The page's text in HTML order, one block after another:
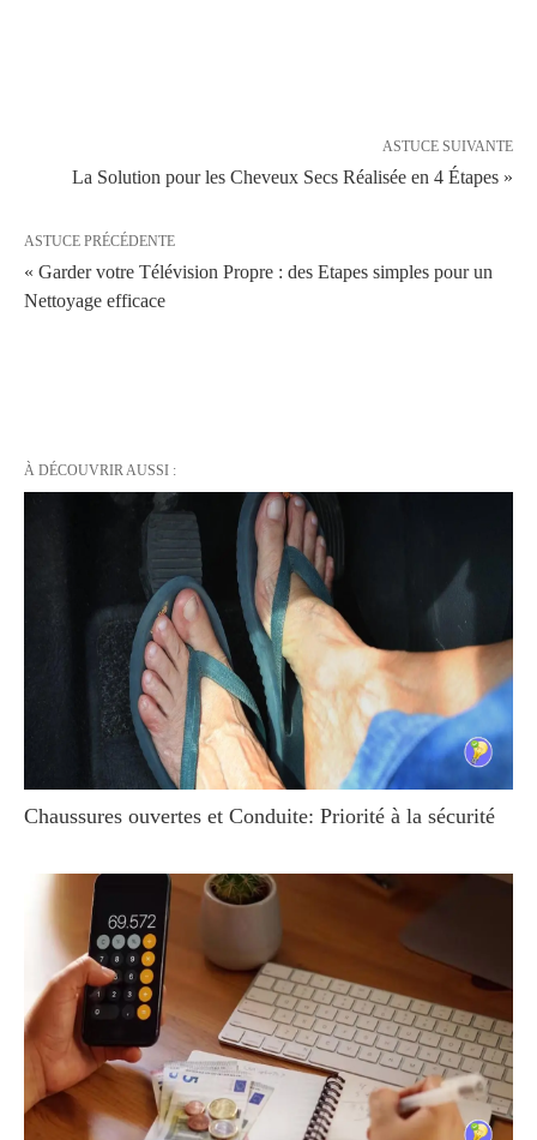
ASTUCE SUIVANTE
La Solution pour les Cheveux Secs Réalisée en 4 Étapes »
ASTUCE PRÉCÉDENTE
« Garder votre Télévision Propre : des Etapes simples pour un
Nettoyage efficace
À DÉCOUVRIR AUSSI :
Chaussures ouvertes et Conduite: Priorité à la sécurité